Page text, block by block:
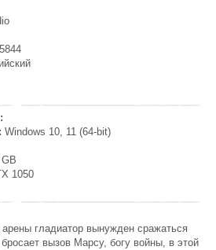
Windows 10, 11 (64-bit)
1050
гладиатор вынужден сражаться
вызов Марсу, богу войны, в этой